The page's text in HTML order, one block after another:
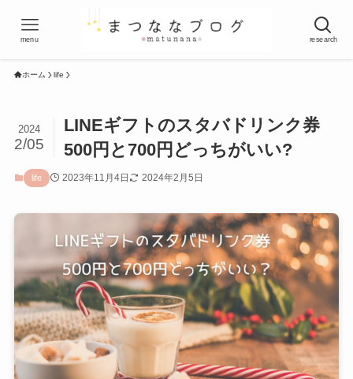
research
menu
ホーム life
LINEギフトのスタバドリンク券
500円と700円どっちがいい?
2024
2/05
life 2023年11月4日 2024年2月5日